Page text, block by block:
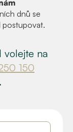
dnů se
postupovat.
volejte na
150
.